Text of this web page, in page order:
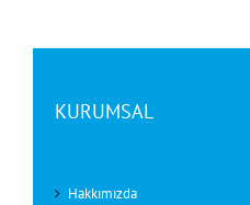
KURUMSAL
Hakkımızda